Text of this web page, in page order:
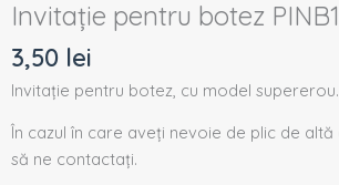
Invitație pentru botez
3,50 lei
Invitație pentru botez, cu model supererou.
În cazul în care aveți nevoie de plic de
să ne contactați.